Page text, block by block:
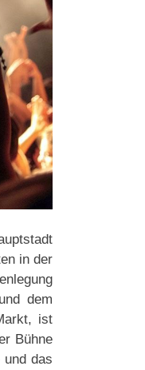
in der
dem
ist
Bühne
das